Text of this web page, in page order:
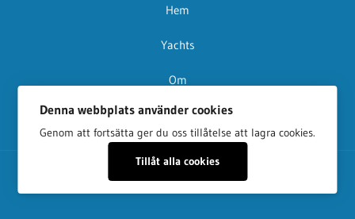
Hem
Yachts
Om
Kontakt
Copyright © adventureyachts.se
Denna webbplats använder cookies
Genom att fortsätta ger du oss tillåtelse att lagra cookies.
Tillåt alla cookies